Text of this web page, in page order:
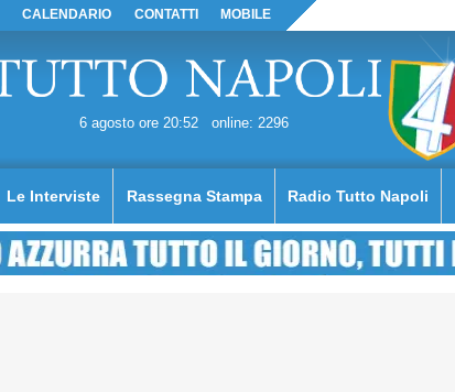
CALENDARIO CONTATTI MOBILE
6 agosto ore 20:52 online: 2296
Le Interviste Rassegna Stampa Radio Tutto Napoli